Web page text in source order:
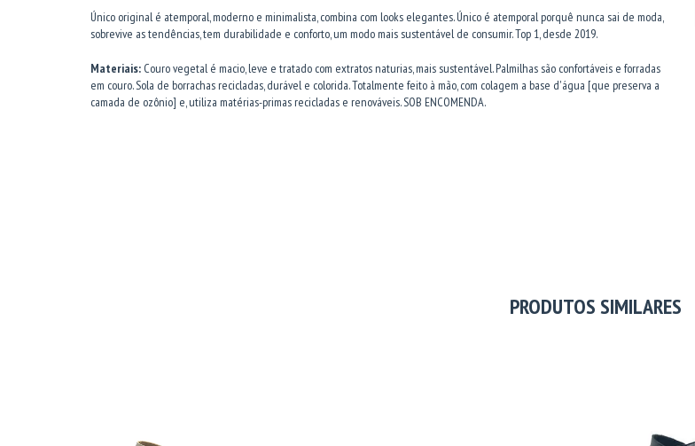
Único original é atemporal, moderno e minimalista, combina com looks elegantes. Único é atemporal porquê nunca sai de moda,
sobrevive as tendências, tem durabilidade e conforto, um modo mais sustentável de consumir. Top 1, desde 2019.
Materiais: Couro vegetal é macio, leve e tratado com extratos naturias, mais sustentável. Palmilhas são confortáveis e forradas
em couro. Sola de borrachas recicladas, durável e colorida. Totalmente feito à mão, com colagem a base d'água [que preserva a
camada de ozônio] e, utiliza matérias-primas recicladas e renováveis. SOB ENCOMENDA.
PRODUTOS SIMILARES